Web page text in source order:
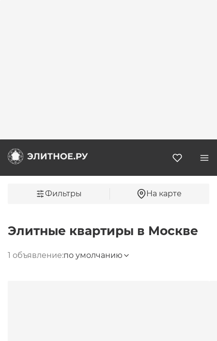
Фильтры На карте
Элитные квартиры в Москве
1 объявление:по умолчанию